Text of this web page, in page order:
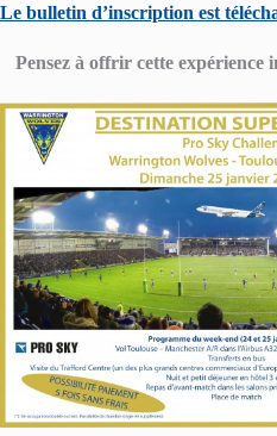
Le bulletin d’inscription est
Pensez à offrir cette expérience